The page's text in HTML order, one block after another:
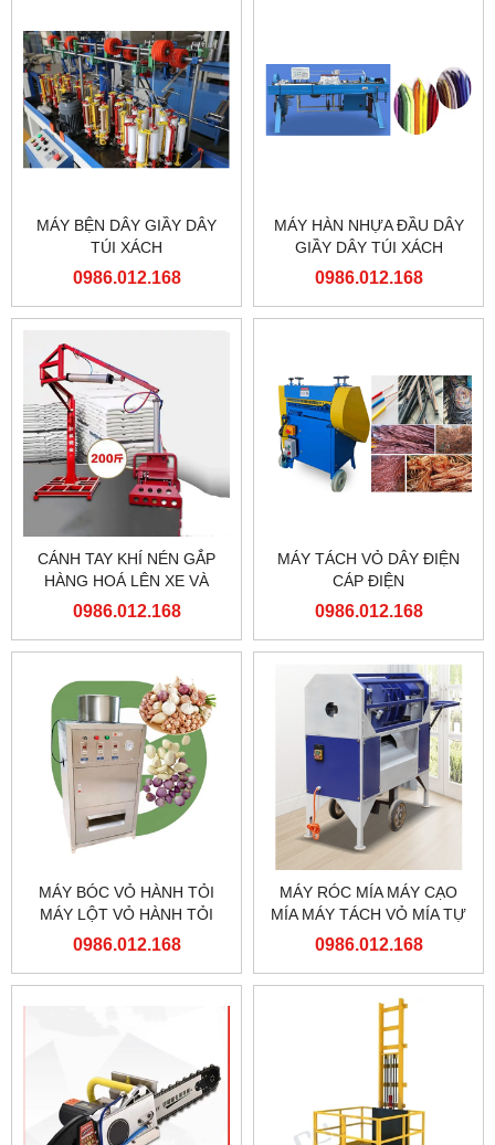
MÁY BỆN DÂY GIẦY DÂY
TÚI XÁCH
0986.012.168
MÁY HÀN NHỰA ĐẦU DÂY
GIẦY DÂY TÚI XÁCH
0986.012.168
CÁNH TAY KHÍ NÉN GẮP
HÀNG HOÁ LÊN XE VÀ
PALLET
0986.012.168
MÁY TÁCH VỎ DÂY ĐIỆN
CÁP ĐIỆN
0986.012.168
MÁY BÓC VỎ HÀNH TỎI
MÁY LỘT VỎ HÀNH TỎI
0986.012.168
MÁY RÓC MÍA MÁY CẠO
MÍA MÁY TÁCH VỎ MÍA TỰ
ĐỘNG
0986.012.168